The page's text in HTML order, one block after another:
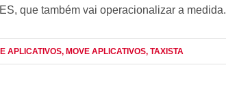
que também vai operacionalizar a medida.
APLICATIVOS, MOVE APLICATIVOS, TAXISTA